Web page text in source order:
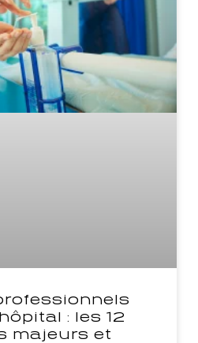
: les 12
majeurs et